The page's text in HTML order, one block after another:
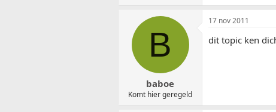
B
baboe
Komt hier geregeld
17 nov 2011
dit topic ken